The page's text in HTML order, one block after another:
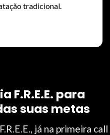
tradicional.
F.R.E.E. para
suas metas
já na primeira call